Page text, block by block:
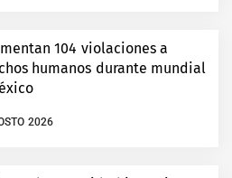
104 violaciones a
humanos durante mundial
2026